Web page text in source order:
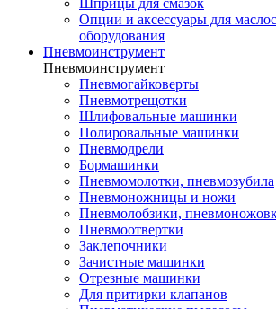
Шприцы для смазок
Опции и аксессуары для
оборудования
Пневмоинструмент
Пневмоинструмент
Пневмогайковерты
Пневмотрещотки
Шлифовальные машинки
Полировальные машинки
Пневмодрели
Бормашинки
Пневмомолотки, пневмозубила
Пневмоножницы и ножи
Пневмолобзики,
Пневмоотвертки
Заклепочники
Зачистные машинки
Отрезные машинки
Для притирки клапанов